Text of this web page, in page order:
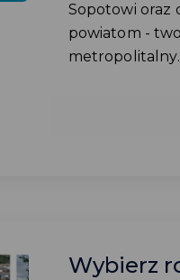
Sopotowi oraz
powiatom -
metropolitalny.
Wybierz